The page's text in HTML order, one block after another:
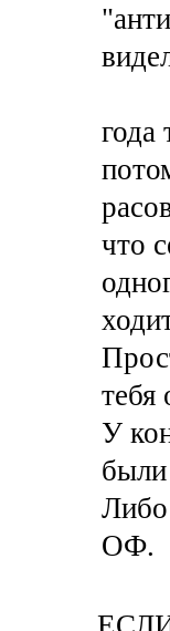
года
что
тебя
У
Либо
ОФ.